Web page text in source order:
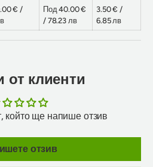
€ /
Под 40.00 €
/ 78.23 лв
3.50 € /
6.85 лв
от клиенти
който ще напише отзив
отзив